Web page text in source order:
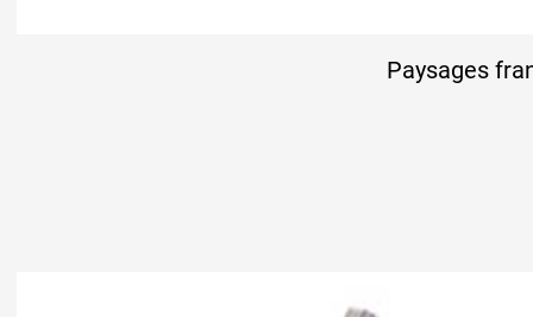
Paysages